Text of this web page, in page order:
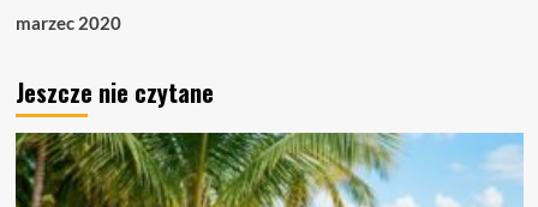
marzec 2020
Jeszcze nie czytane